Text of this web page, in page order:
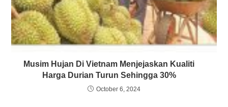
Musim Hujan Di Vietnam Menjejaskan Kualiti
Harga Durian Turun Sehingga 30%
October 6, 2024